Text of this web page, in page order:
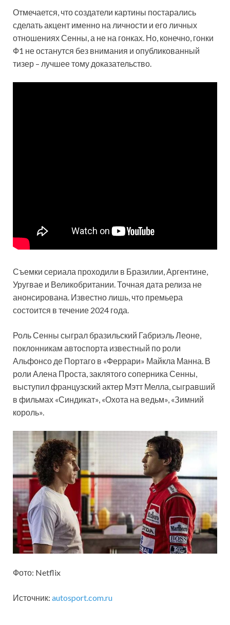
Отмечается, что создатели картины постарались
сделать акцент именно на личности и его личных
отношениях Сенны, а не на гонках. Но, конечно, гонки
Ф1 не останутся без внимания и опубликованный
тизер – лучшее тому доказательство.
Съемки сериала проходили в Бразилии, Аргентине,
Уругвае и Великобритании. Точная дата релиза не
анонсирована. Известно лишь, что премьера
состоится в течение 2024 года.
Роль Сенны сыграл бразильский Габриэль Леоне,
поклонникам автоспорта известный по роли
Альфонсо де Портаго в «Феррари» Майкла Манна. В
роли Алена Проста, заклятого соперника Сенны,
выступил французский актер Мэтт Мелла, сыгравший
в фильмах «Синдикат», «Охота на ведьм», «Зимний
король».
Фото: Netflix
Источник: autosport.com.ru